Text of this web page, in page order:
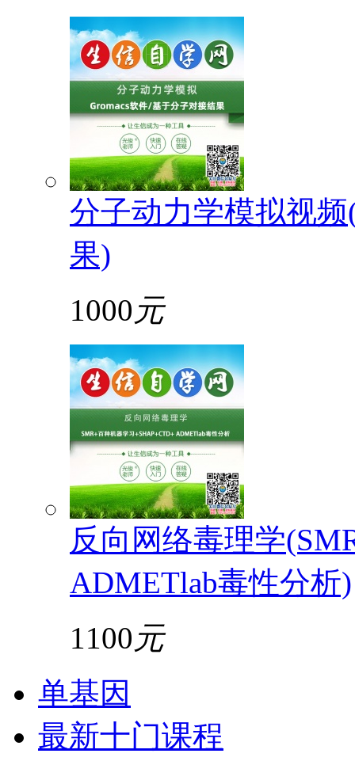
分子动力学模拟视
果)
1000 元
反向网络毒理学
ADMETlab毒性分析)
1100 元
单基因
最新十门课程